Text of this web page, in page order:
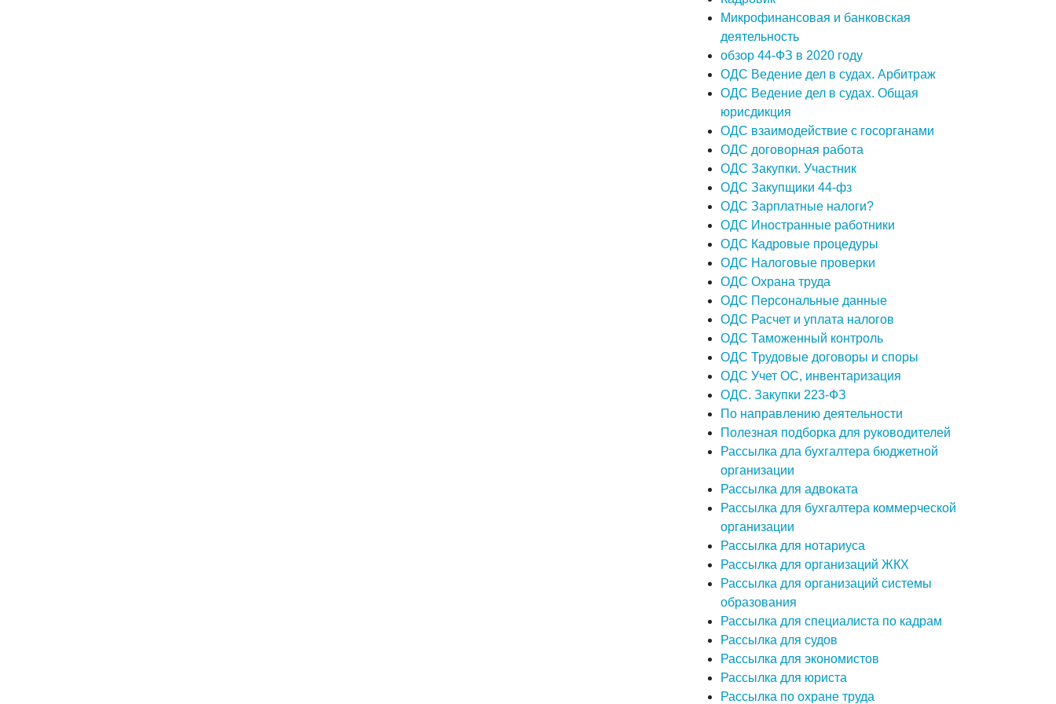
Микрофинансовая и банковская
деятельность
обзор 44-ФЗ в 2020 году
ОДС Ведение дел в судах. Арбитраж
ОДС Ведение дел в судах. Общая
юрисдикция
ОДС взаимодействие с госорганами
ОДС договорная работа
ОДС Закупки. Участник
ОДС Закупщики 44-фз
ОДС Зарплатные налоги?
ОДС Иностранные работники
ОДС Кадровые процедуры
ОДС Налоговые проверки
ОДС Охрана труда
ОДС Персональные данные
ОДС Расчет и уплата налогов
ОДС Таможенный контроль
ОДС Трудовые договоры и споры
ОДС Учет ОС, инвентаризация
ОДС. Закупки 223-ФЗ
По направлению деятельности
Полезная подборка для руководителей
Рассылка дла бухгалтера бюджетной
организации
Рассылка для адвоката
Рассылка для бухгалтера коммерческой
организации
Рассылка для нотариуса
Рассылка для организаций ЖКХ
Рассылка для организаций системы
образования
Рассылка для специалиста по кадрам
Рассылка для судов
Рассылка для экономистов
Рассылка для юриста
Рассылка по охране труда